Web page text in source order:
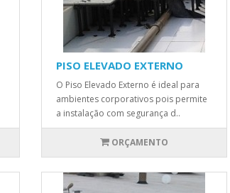
PISO ELEVADO EXTERNO
O Piso Elevado Externo é ideal para
ambientes corporativos pois permite
a instalação com segurança d..
ORÇAMENTO